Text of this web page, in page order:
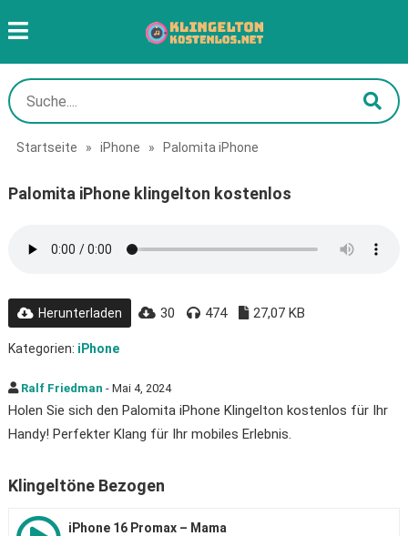
Startseite » iPhone » Palomita iPhone
Palomita iPhone klingelton kostenlos
Herunterladen 30 474 27,07 KB
Kategorien: iPhone
Ralf Friedman - Mai 4, 2024
Holen Sie sich den Palomita iPhone Klingelton kostenlos für Ihr
Handy! Perfekter Klang für Ihr mobiles Erlebnis.
Klingeltöne Bezogen
iPhone 16 Promax – Mama